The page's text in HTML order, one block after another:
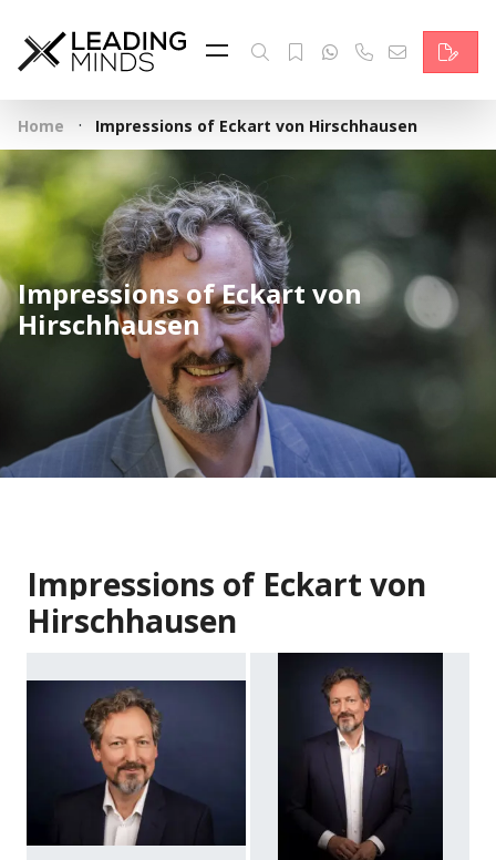
Feed
Reading Minds
Topics
Services
Who we are
Contact
Deutsch
Home · Impressions of Eckart von Hirschhausen
Impressions of Eckart von
Hirschhausen
Impressions of Eckart von
Hirschhausen